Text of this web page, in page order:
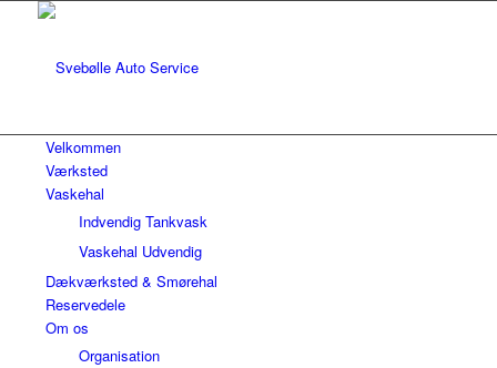
Velkommen
Værksted
Vaskehal
Indvendig Tankvask
Vaskehal Udvendig
Dækværksted & Smørehal
Reservedele
Om os
Organisation